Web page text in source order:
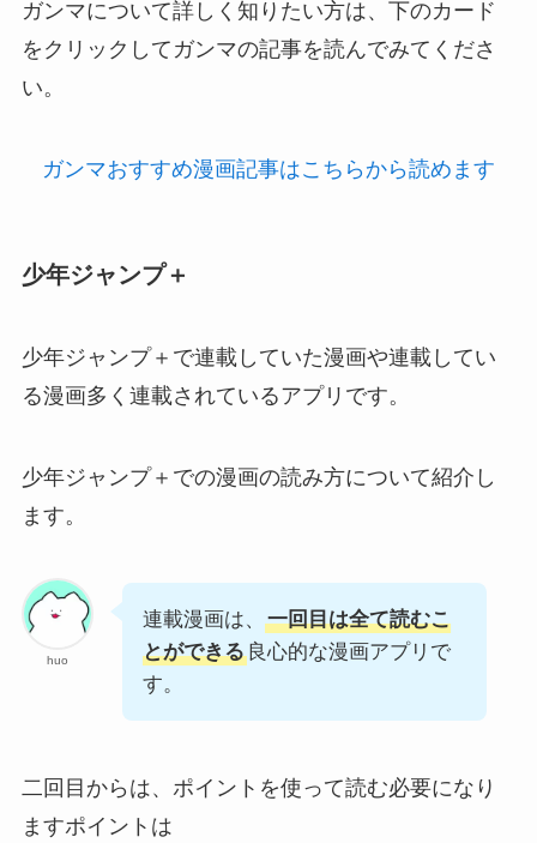
ガンマについて詳しく知りたい方は、下のカード
をクリックしてガンマの記事を読んでみてくださ
い。
ガンマおすすめ漫画記事はこちらから読めます
少年ジャンプ＋
少年ジャンプ＋で連載していた漫画や連載してい
る漫画多く連載されているアプリです。
少年ジャンプ＋での漫画の読み方について紹介し
ます。
huo
連載漫画は、
一回目は全て読むこ
とができる良心的な漫画アプリで
す。
二回目からは、ポイントを使って読む必要になり
ますポイントは